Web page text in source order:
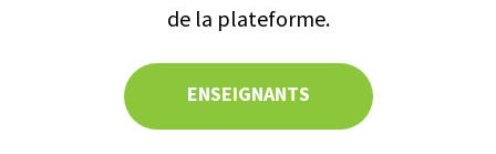
de la plateforme.
ENSEIGNANTS